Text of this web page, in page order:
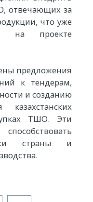
отвечающих за
что уже
на проекте
предложения
к тендерам,
и созданию
ТШО. Эти
страны и